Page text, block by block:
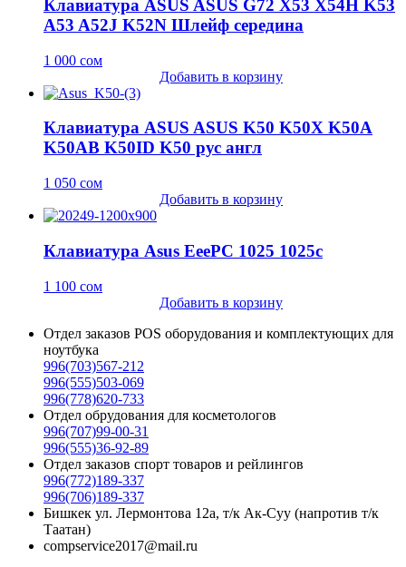
Клавиатура ASUS ASUS G72 X53 X54H K53
A53 A52J K52N Шлейф середина
1 000 сом
Добавить в корзину
Клавиатура ASUS ASUS K50 K50X K50A
K50AB K50ID K50 рус англ
1 050 сом
Добавить в корзину
Клавиатура Asus EeePC 1025 1025c
1 100 сом
Добавить в корзину
Отдел заказов POS оборудования и комплектующих для
ноутбука
996(703)567-212
996(555)503-069
996(778)620-733
Отдел обрудования для косметологов
996(707)99-00-31
996(555)36-92-89
Отдел заказов спорт товаров и рейлингов
996(772)189-337
996(706)189-337
Бишкек ул. Лермонтова 12а, т/к Ак-Суу (напротив т/к
Таатан)
compservice2017@mail.ru